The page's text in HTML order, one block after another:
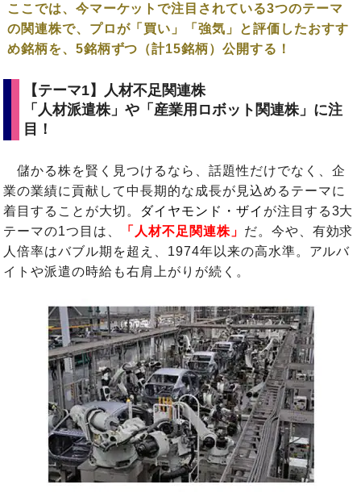
ここでは、今マーケットで注目されている3つのテーマ
の関連株で、プロが「買い」「強気」と評価したおすす
め銘柄を、5銘柄ずつ（計15銘柄）公開する！
【テーマ1】人材不足関連株
「人材派遣株」や「産業用ロボット関連株」に注
目！
儲かる株を賢く見つけるなら、話題性だけでなく、企
業の業績に貢献して中長期的な成長が見込めるテーマに
着目することが大切。
ダイヤモンド・ザイ が注目する3大
テーマの1つ目は、
「人材不足関連株」 だ。今や、有効求
人倍率はバブル期を超え、1974年以来の高水準。アルバ
イトや派遣の時給も右肩上がりが続く。